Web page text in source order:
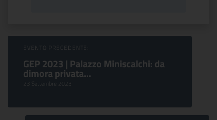
Sfoglia Eventi
EVENTO PRECEDENTE:
GEP 2023 | Palazzo Miniscalchi: da
dimora privata...
23 Settembre 2023